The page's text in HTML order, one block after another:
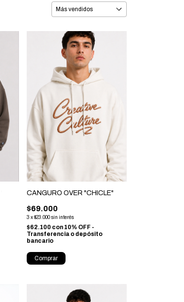
CANGURO OVER "CHICLE"
$69.000
3 x$23.000 sin interés
$62.100 con 10% OFF -
Transferencia o depósito
bancario
Comprar